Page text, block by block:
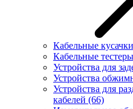
Кабельные кусачки
Кабельные тестеры
Устройства для
Устройства
Устройства для
кабелей (66)